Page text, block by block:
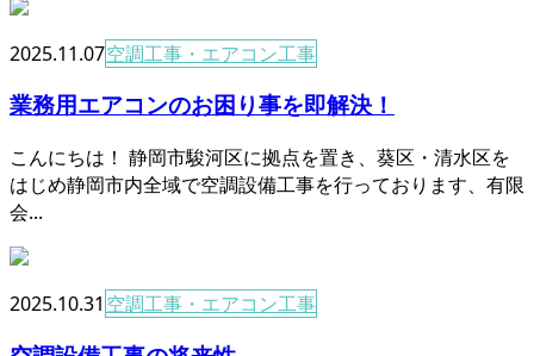
2025.11.07空調工事・エアコン工事
業務用エアコンのお困り事を即解決！
こんにちは！ 静岡市駿河区に拠点を置き、葵区・清水区を
はじめ静岡市内全域で空調設備工事を行っております、有限
会...
2025.10.31 空調工事・エアコン工事